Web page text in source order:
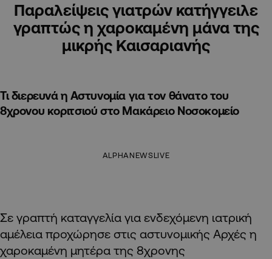
Παραλείψεις γιατρών κατήγγειλε
γραπτώς η χαροκαμένη μάνα της
μικρής Καισαριανής
Τι διερευνά η Αστυνομία για τον θάνατο του
8χρονου κοριτσιού στο Μακάρειο Νοσοκομείο
ALPHANEWSLIVE
Σε γραπτή καταγγελία για ενδεχόμενη ιατρική
αμέλεια προχώρησε στις αστυνομικής Αρχές η
χαροκαμένη μητέρα της 8χρονης